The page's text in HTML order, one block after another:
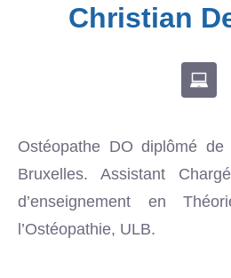
Christian
Ostéopathe DO diplômé de
Bruxelles. Assistant
d’enseignement en
l’Ostéopathie, ULB.